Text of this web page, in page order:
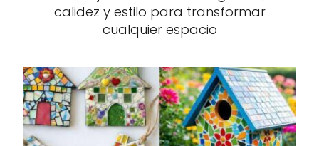
calidez y estilo para transformar
cualquier espacio